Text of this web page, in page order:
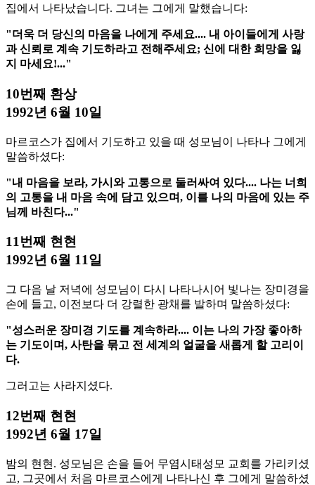
집에서 나타났습니다. 그녀는 그에게 말했습니다:
"더욱 더 당신의 마음을 나에게 주세요.... 내 아이들에게 사랑
과 신뢰로 계속 기도하라고 전해주세요; 신에 대한 희망을 잃
지 마세요!..."
10번째 환상
1992년 6월 10일
마르코스가 집에서 기도하고 있을 때 성모님이 나타나 그에게
말씀하셨다:
"내 마음을 보라, 가시와 고통으로 둘러싸여 있다.... 나는 너희
의 고통을 내 마음 속에 담고 있으며, 이를 나의 마음에 있는 주
님께 바친다..."
11번째 현현
1992년 6월 11일
그 다음 날 저녁에 성모님이 다시 나타나시어 빛나는 장미경을
손에 들고, 이전보다 더 강렬한 광채를 발하며 말씀하셨다:
"성스러운 장미경 기도를 계속하라.... 이는 나의 가장 좋아하
는 기도이며, 사탄을 묶고 전 세계의 얼굴을 새롭게 할 고리이
다.
그러고는 사라지셨다.
12번째 현현
1992년 6월 17일
밤의 현현. 성모님은 손을 들어 무염시태성모 교회를 가리키셨
고, 그곳에서 처음 마르코스에게 나타나신 후 그에게 말씀하셨